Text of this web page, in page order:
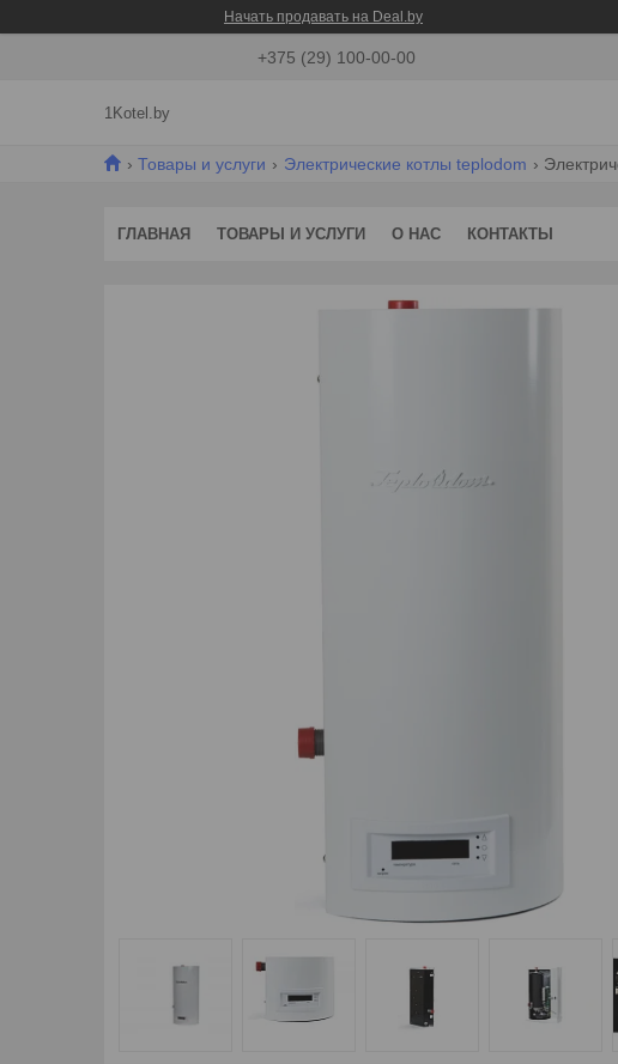
Начать продавать на Deal.by
+375 (29) 100-00-00
1Kotel.by
Товары и услуги Электрические котлы teplodom
ГЛАВНАЯ ТОВАРЫ И УСЛУГИ О НАС КОНТАКТЫ